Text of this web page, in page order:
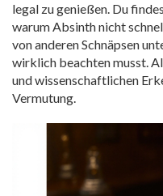
legal zu genießen. Du
warum Absinth nicht
von anderen Schnäpsen
wirklich beachten musst.
und wissenschaftlichen
Vermutung.